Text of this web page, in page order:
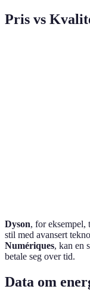
Pris vs
Dyson, for eksempel,
stil med avansert
Numériques, kan en
betale seg over tid.
Data om